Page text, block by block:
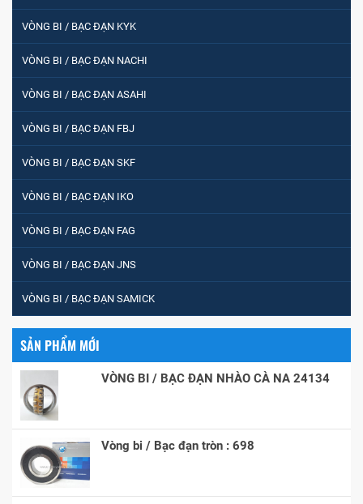
VÒNG BI / BẠC ĐẠN KYK
VÒNG BI / BẠC ĐẠN NACHI
VÒNG BI / BẠC ĐẠN ASAHI
VÒNG BI / BẠC ĐẠN FBJ
VÒNG BI / BẠC ĐẠN SKF
VÒNG BI / BẠC ĐẠN IKO
VÒNG BI / BẠC ĐẠN FAG
VÒNG BI / BẠC ĐẠN JNS
VÒNG BI / BẠC ĐẠN SAMICK
SẢN PHẨM MỚI
VÒNG BI / BẠC ĐẠN NHÀO CÀ NA 24134
Vòng bi / Bạc đạn tròn : 698